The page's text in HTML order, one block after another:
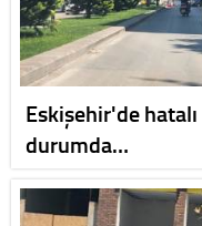
Eskişehir'de
durumda…